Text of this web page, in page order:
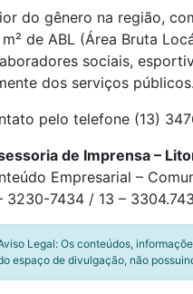
do gênero na região,
de ABL (Área Bruta
sociais,
dos serviços públicos.
pelo telefone (13)
de Imprensa –
Empresarial –
3230-7434 / 13 –
Legal: Os conteúdos,
espaço de divulgação, não